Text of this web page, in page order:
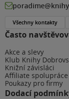
Často
Akce a slevy
Klub Knihy
Knižní závisláci
Affiliate spolupráce
Poukazy pro firmy
Dodací
Všechny kontakty